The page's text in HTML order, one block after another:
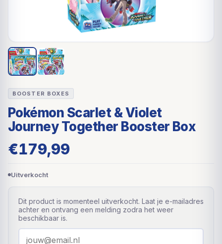
BOOSTER BOXES
Pokémon Scarlet & Violet
Journey Together Booster Box
€179,99
Uitverkocht
Dit product is momenteel uitverkocht. Laat je e-mailadres
achter en ontvang een melding zodra het weer
beschikbaar is.